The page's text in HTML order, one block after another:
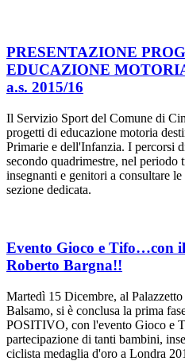
PRESENTAZIONE
EDUCAZIONE
a.s. 2015/16
Il Servizio Sport del Comune di
progetti di educazione motoria
Primarie e dell'Infanzia. I percorsi
secondo quadrimestre, nel
insegnanti e genitori a consultare
sezione dedicata.
Evento Gioco e Tifo…con
Roberto Bargna!!
Martedì 15 Dicembre, al
Balsamo, si è conclusa la prima
POSITIVO, con l'evento Gioco e
partecipazione di tanti bambini,
ciclista medaglia d'oro a Londra